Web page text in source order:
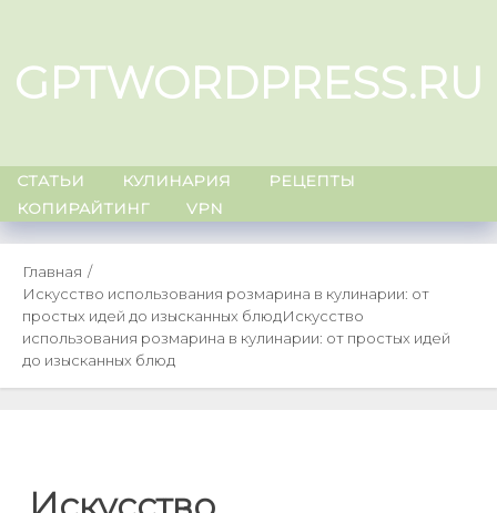
content
GPTWORDPRESS.RU
СТАТЬИ КУЛИНАРИЯ
РЕЦЕПТЫ
КОПИРАЙТИНГ
VPN
Главная
Искусство использования розмарина в кулинарии: от
простых идей до изысканных блюдИскусство
использования розмарина в кулинарии: от простых идей
до изысканных блюд